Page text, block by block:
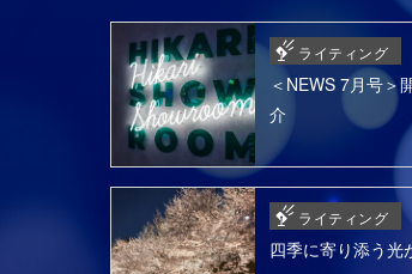
ライティング
＜NEWS 7月号＞
介
ライティング
四季に寄り添う光